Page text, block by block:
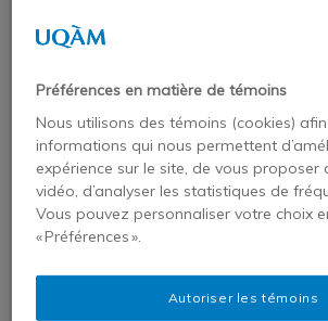
Chercheurs
CHERCHEURS
Publications
Publications de nos
Chroniques VigieAfriques
Dans les médias
Préférences en matière de témoins
Nous utilisons des témoins (cookies)
informations qui nous permettent
expérience sur le site, de vous proposer
vidéo, d’analyser les statistiques de
Vous pouvez personnaliser votre choix
« Préférences ».
Autoriser les témoins